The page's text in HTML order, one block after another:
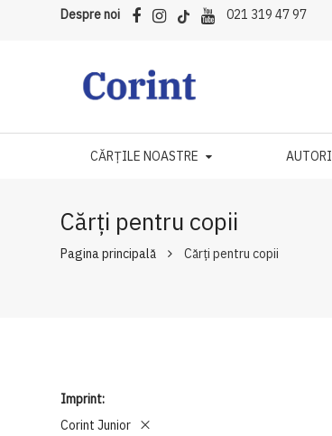
Despre noi 021 319 47 97
CĂRȚILE NOASTRE AUTORI
Cărți pentru copii
Pagina principală Cărți pentru copii
Imprint
Corint Junior